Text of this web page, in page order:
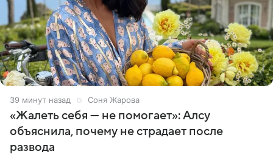
39 минут назад Соня Жарова
«Жалеть себя — не помогает»: Алсу
объяснила, почему не страдает после
развода